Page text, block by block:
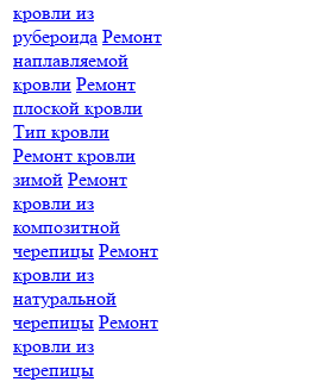
кровли из
рубероида Ремонт
наплавляемой
кровли Ремонт
плоской кровли
Тип кровли
Ремонт кровли
зимой Ремонт
кровли из
композитной
черепицы Ремонт
кровли из
натуральной
черепицы Ремонт
кровли из
черепицы